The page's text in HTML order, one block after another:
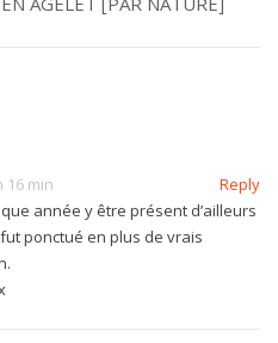
16 min
Reply
année y être présent d’ailleurs
ponctué en plus de vrais